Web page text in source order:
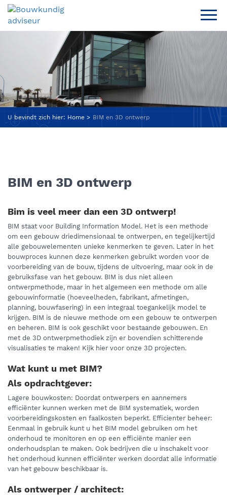
U bevindt zich hier: Home BIM en 3D ontwerp
BIM en 3D ontwerp
Bim is veel meer dan een 3D ontwerp!
BIM staat voor Building Information Model. Het is een methode
om een gebouw driedimensionaal te ontwerpen, en tegelijkertijd
alle gebouwelementen unieke kenmerken te geven. Later in het
bouwproces kunnen deze kenmerken gebruikt worden voor de
voorbereiding van de bouw, tijdens de uitvoering, maar ook in de
gebruiksfase van het gebouw. BIM is dus niet alleen
ontwerpmethode, maar in het algemeen een methode om alle
gebouwinformatie (hoeveelheden, fabrikant, afmetingen,
planning, bouwfasering) in een integraal toegankelijk model te
krijgen. BIM is de nieuwe methode om een gebouw te ontwerpen
en beheren. BIM is ook geschikt voor bestaande gebouwen. En
met de 3D ontwerpmethodiek zijn er bovendien schitterende
visualisaties te maken! Kijk hier voor onze 3D projecten.
Wat kunt u met BIM?
Als opdrachtgever:
Lagere bouwkosten: Doordat ontwerpers en aannemers
efficiënter kunnen werken met de BIM systematiek, worden
voorbereidingskosten en faalkosten beperkt. Efficienter beheer:
Eenmaal in gebruik kunt u het BIM model gebruiken om het
onderhoud te monitoren en op een efficiënte manier een
onderhoudsplan te maken. Ook bedrijven die u inschakelt voor
het onderhoud kunnen efficiënter werken doordat alle informatie
van het gebouw beschikbaar is.
Als ontwerper / architect: